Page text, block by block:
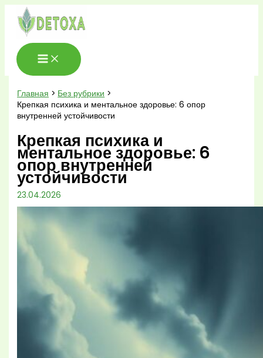
Перейти
содержимому
Главная
Без рубрики
Крепкая психика и ментальное здоровье: 6 опор
внутренней устойчивости
Крепкая психика и
ментальное здоровье: 6
опор внутренней
устойчивости
23.04.2026